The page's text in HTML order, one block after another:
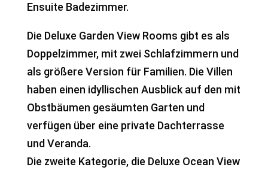
Ensuite Badezimmer.
Die Deluxe Garden View Rooms gibt es als
Doppelzimmer, mit zwei Schlafzimmern und
als größere Version für Familien. Die Villen
haben einen idyllischen Ausblick auf den mit
Obstbäumen gesäumten Garten und
verfügen über eine private Dachterrasse
und Veranda.
Die zweite Kategorie, die Deluxe Ocean View